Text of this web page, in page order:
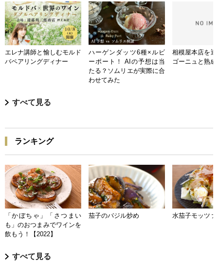
エレナ講師と愉しむモルド
バペアリングディナー
ハーゲンダッツ6種×ルビ
ーポート！ AIの予想は当
たる？ソムリエが実際に合
わせてみた
相模屋本店を
ゴーニュと熟
すべて見る
ランキング
「かぼちゃ」「さつまい
も」のおつまみでワインを
飲もう！【2022】
茄子のバジル炒め 水茄子モッツァ
すべて見る